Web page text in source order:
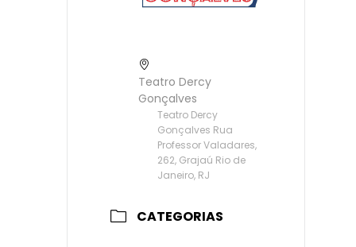
Teatro Dercy
Gonçalves
Teatro Dercy
Gonçalves Rua
Professor Valadares,
262, Grajaú Rio de
Janeiro, RJ
CATEGORIAS